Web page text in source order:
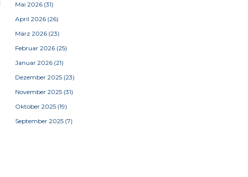
Mai 2026 (31)
April 2026 (26)
März 2026 (23)
Februar 2026 (25)
Januar 2026 (21)
Dezember 2025 (23)
November 2025 (31)
Oktober 2025 (19)
September 2025 (7)